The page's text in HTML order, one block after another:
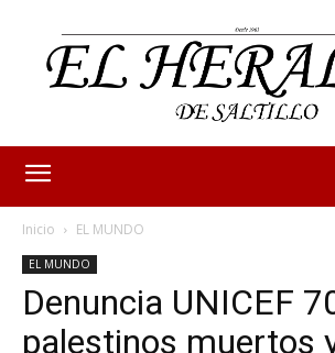
Inicio EL MUNDO
EL MUNDO
Denuncia UNICEF
palestinos muertos